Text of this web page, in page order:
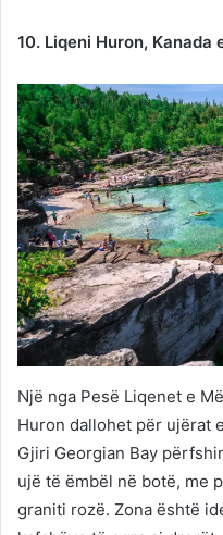
10. Liqeni Huron, Kanada
Një nga Pesë Liqenet e
Huron dallohet për ujërat
Gjiri Georgian Bay
ujë të ëmbël në botë, me
graniti rozë. Zona është